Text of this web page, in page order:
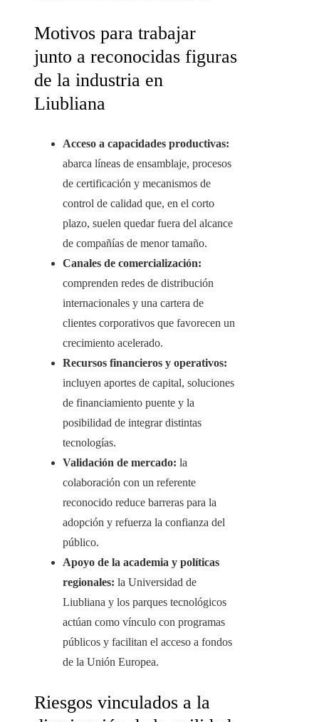
Motivos para trabajar
junto a reconocidas figuras
de la industria en
Liubliana
Acceso a capacidades productivas:
abarca líneas de ensamblaje, procesos
de certificación y mecanismos de
control de calidad que, en el corto
plazo, suelen quedar fuera del alcance
de compañías de menor tamaño.
Canales de comercialización:
comprenden redes de distribución
internacionales y una cartera de
clientes corporativos que favorecen un
crecimiento acelerado.
Recursos financieros y operativos:
incluyen aportes de capital, soluciones
de financiamiento puente y la
posibilidad de integrar distintas
tecnologías.
Validación de mercado: la
colaboración con un referente
reconocido reduce barreras para la
adopción y refuerza la confianza del
público.
Apoyo de la academia y políticas
regionales: la Universidad de
Liubliana y los parques tecnológicos
actúan como vínculo con programas
públicos y facilitan el acceso a fondos
de la Unión Europea.
Riesgos vinculados a la